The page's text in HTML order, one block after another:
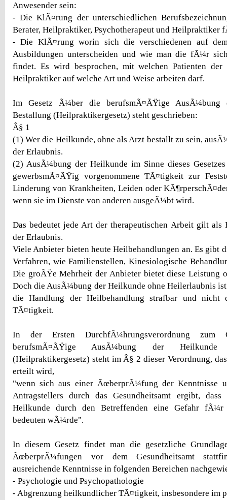
Anwesender sein:
- Die KlÃ¤rung der unterschiedlichen
Berater, Heilpraktiker, Psychotherapeut und Heilpraktiker
- Die KlÃ¤rung worin sich die verschiedenen auf
Ausbildungen unterscheiden und wie man die fÃ¼r
findet. Es wird besprochen, mit welchen Patienten der
Heilpraktiker auf welche Art und Weise arbeiten darf.
Im Gesetz Ã¼ber die berufsmÃ¤ÃŸige AusÃ¼bung
Bestallung (Heilpraktikergesetz) steht geschrieben:
Â§ 1
(1) Wer die Heilkunde, ohne als Arzt bestallt zu sein,
der Erlaubnis.
(2) AusÃ¼bung der Heilkunde im Sinne dieses
gewerbsmÃ¤ÃŸig vorgenommene TÃ¤tigkeit zur
Linderung von Krankheiten, Leiden oder
wenn sie im Dienste von anderen ausgeÃ¼bt wird.
Das bedeutet jede Art der therapeutischen Arbeit gilt als
der Erlaubnis.
Viele Anbieter bieten heute Heilbehandlungen an. Es gibt
Verfahren, wie Familienstellen, Kinesiologische
Die groÃŸe Mehrheit der Anbieter bietet diese Leistung
Doch die AusÃ¼bung der Heilkunde ohne Heilerlaubnis
die Handlung der Heilbehandlung strafbar und nicht
TÃ¤tigkeit.
In der Ersten DurchfÃ¼hrungsverordnung zum
berufsmÃ¤ÃŸige AusÃ¼bung der
(Heilpraktikergesetz) steht im Â§ 2 dieser Verordnung,
erteilt wird,
"wenn sich aus einer ÃœberprÃ¼fung der Kenntnisse
Antragstellers durch das Gesundheitsamt ergibt,
Heilkunde durch den Betreffenden eine Gefahr fÃ¼r
bedeuten wÃ¼rde".
In diesem Gesetz findet man die gesetzliche
ÃœberprÃ¼fungen vor dem Gesundheitsamt
ausreichende Kenntnisse in folgenden Bereichen
- Psychologie und Psychopathologie
- Abgrenzung heilkundlicher TÃ¤tigkeit, insbesondere im